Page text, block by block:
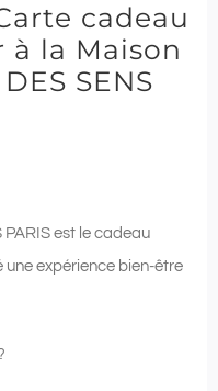
cadeau
à la Maison
SENS
PARIS est le cadeau
expérience bien-être